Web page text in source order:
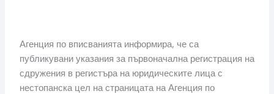
Агенция по вписванията информира, че са
публикувани указания за първоначална регистрация на
сдружения в регистъра на юридическите лица с
нестопанска цел на страницата на Агенция по